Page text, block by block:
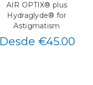
AIR OPTIX® plus
Hydraglyde® for
Astigmatism
Desde €45.00